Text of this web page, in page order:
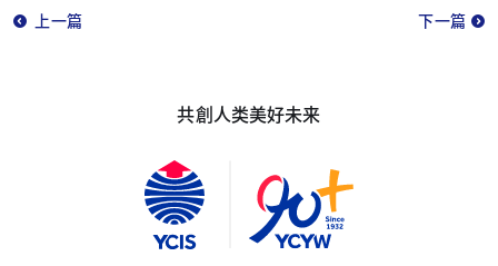
上一篇 下一篇
共創人类美好未来